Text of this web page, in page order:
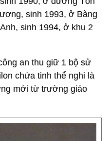
sinh 1993, ở Bàng
sinh 1994, ở khu 2
an thu giữ 1 bộ sử
chứa tinh thể nghi là
mới từ trường giáo